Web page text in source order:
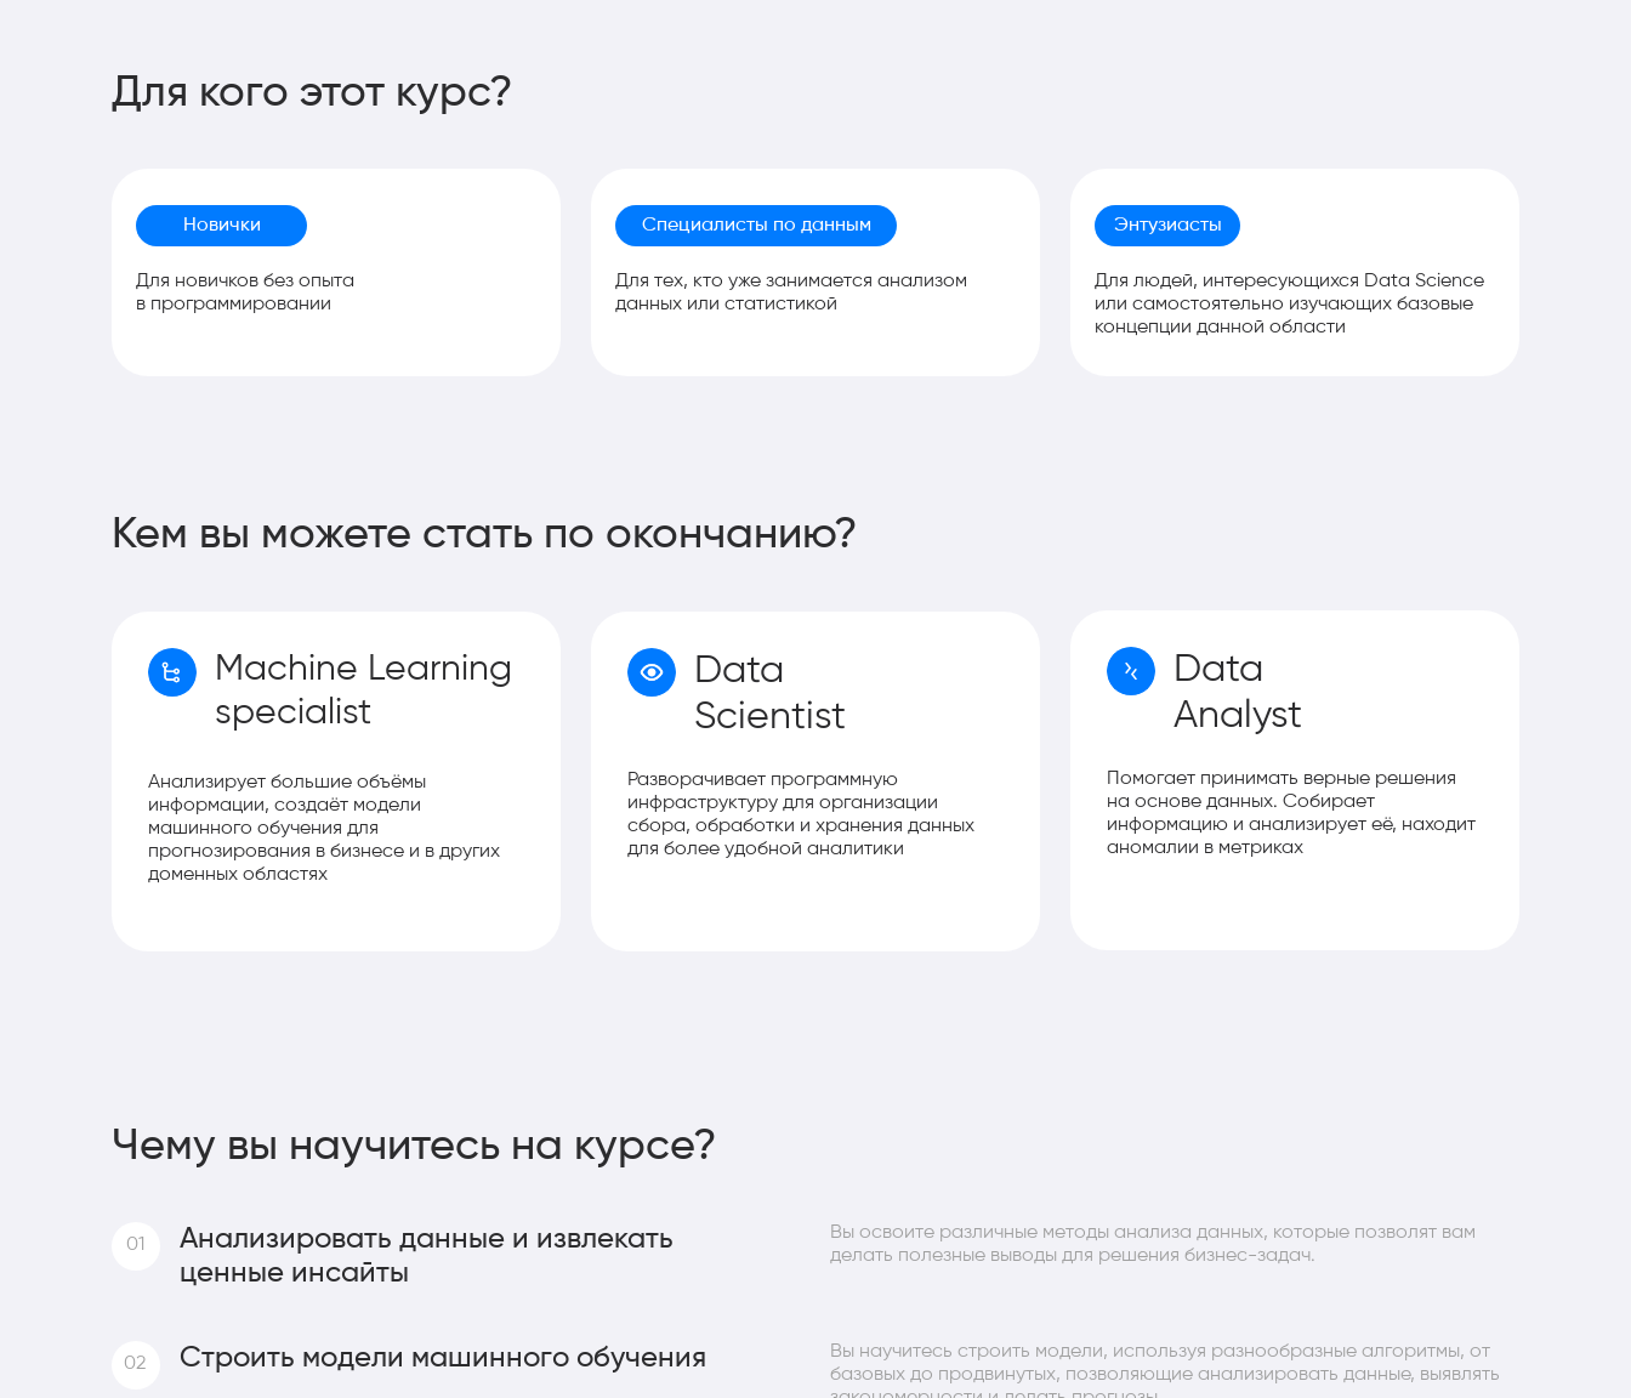
Для людей, интересующихся Data Science
или самостоятельно изучающих базовые
концепции данной области
Энтузиасты
Специалисты по данным
Для тех, кто уже занимается анализом
данных или статистикой
Новички
Для новичков без опыта
в программировании
Для кого этот курс?
Data
Analyst
Помогает принимать верные решения
на основе данных. Собирает
информацию и анализирует её, находит
аномалии в метриках
Data
Scientist
Разворачивает программную
инфраструктуру для организации
сбора, обработки и хранения данных
для более удобной аналитики
Machine Learning
specialist
Анализирует большие объёмы
информации, создаёт модели
машинного обучения для
прогнозирования в бизнесе и в других
доменных областях
Кем вы можете стать по окончанию?
02 Строить модели машинного обучения
Вы научитесь строить модели, используя разнообразные алгоритмы, от
базовых до продвинутых, позволяющие анализировать данные, выявлять
01
Анализировать данные и извлекать
ценные инсайты
Вы освоите различные методы анализа данных, которые позволят вам
делать полезные выводы для решения бизнес-задач.
Чему вы научитесь на курсе?